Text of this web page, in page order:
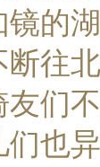
镜的
断往北
友们
们也